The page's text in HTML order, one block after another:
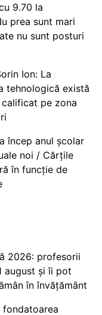
9.70 la
prea sunt mari
nu sunt posturi
Ion: La
tehnologică există
pe zona
încep anul școlar
noi / Cărțile
în funcție de
2026: profesorii
august și îi pot
în învățământ
fondatoarea